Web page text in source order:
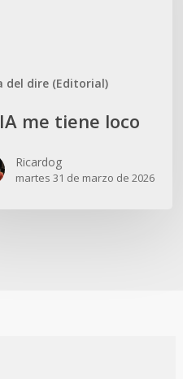
del dire (Editorial)
me tiene loco
Ricardog
martes 31 de marzo de 2026